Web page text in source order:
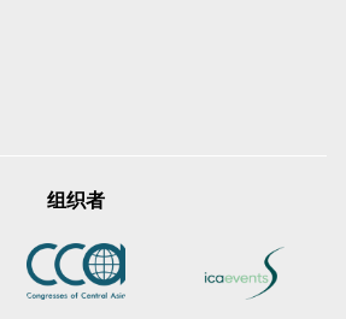
组织者